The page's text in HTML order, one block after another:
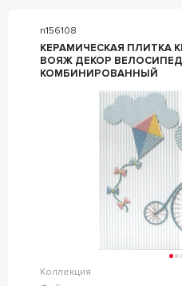
n156108
КЕРАМИЧЕСКАЯ ПЛИТКА
ВОЯЖ ДЕКОР ВЕЛОСИПЕД 20Х20
КОМБИНИРОВАННЫЙ
Коллекция